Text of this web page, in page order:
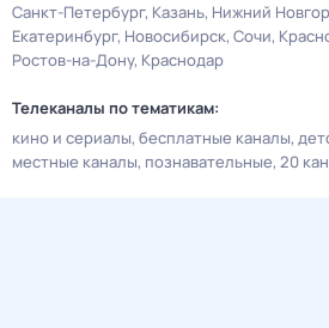
Санкт-Петербург Казань Нижний
Екатеринбург Новосибирск Сочи
Ростов-на-Дону Краснодар
Телеканалы по тематикам:
кино и сериалы бесплатные каналы
местные каналы познавательные 20